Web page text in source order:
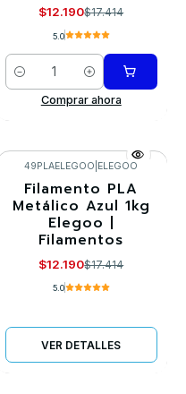
$12.190$17.414
5.0
Cantidad
Comprar ahora
-30%
Agotado
49PLAELEGOO ELEGOO
Filamento PLA
Metálico Azul 1kg
Elegoo |
Filamentos
$12.190$17.414
5.0
VER DETALLES